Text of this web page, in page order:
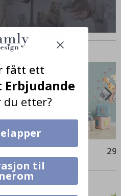
sammen
produkter
fått ett
du etter?
til